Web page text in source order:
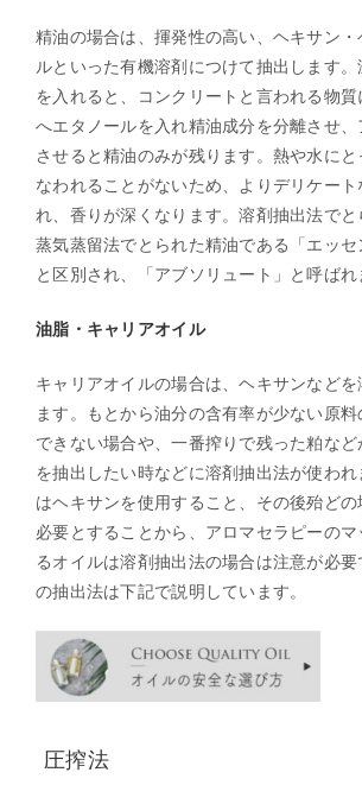
精油の場合は、揮発性の高い、ヘキサン
ルといった有機溶剤につけて抽出します
を入れると、コンクリートと言われる物質
へエタノールを入れ精油成分を分離させ
させると精油のみが残ります。熱や水に
なわれることがないため、よりデリケート
れ、香りが深くなります。溶剤抽出法で
蒸気蒸留法でとられた精油である「エッセ
と区別され、「アブソリュート」と呼ばれ
油脂・キャリアオイル
キャリアオイルの場合は、ヘキサンなど
ます。もとから油分の含有率が少ない原
できない場合や、一番搾りで残った粕な
を抽出したい時などに溶剤抽出法が使わ
はヘキサンを使用すること、その後殆ど
必要とすることから、アロマセラピーの
るオイルは溶剤抽出法の場合は注意が必
の抽出法は下記で説明しています。
圧搾法